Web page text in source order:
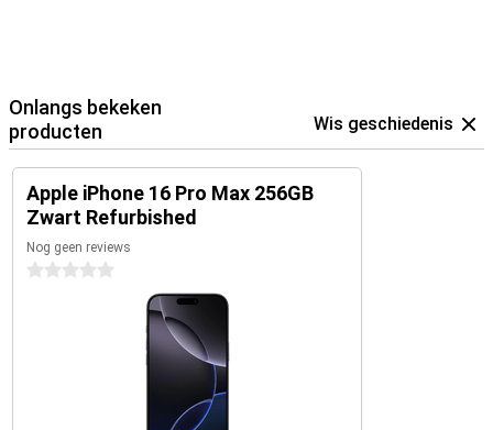
Onlangs bekeken
producten
Wis geschiedenis
Apple iPhone 16 Pro Max 256GB
Zwart Refurbished
Nog geen reviews
0 sterren